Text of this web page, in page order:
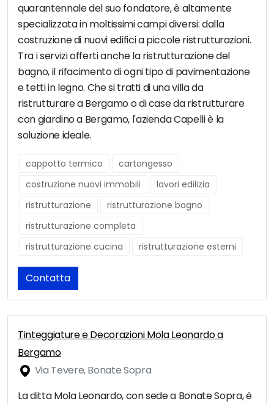
quarantennale del suo fondatore, è altamente
specializzata in moltissimi campi diversi: dalla
costruzione di nuovi edifici a piccole ristrutturazioni.
Tra i servizi offerti anche la ristrutturazione del
bagno, il rifacimento di ogni tipo di pavimentazione
e tetti in legno. Che si tratti di una villa da
ristrutturare a Bergamo o di case da ristrutturare
con giardino a Bergamo, l'azienda Capelli è la
soluzione ideale.
cappotto termico
cartongesso
costruzione nuovi immobili
lavori edilizia
ristrutturazione
ristrutturazione bagno
ristrutturazione completa
ristrutturazione cucina
ristrutturazione esterni
Contatta
Tinteggiature e Decorazioni Mola Leonardo a
Bergamo
Via Tevere, Bonate Sopra
La ditta Mola Leonardo, con sede a Bonate Sopra, è